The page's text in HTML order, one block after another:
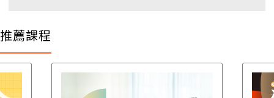
推薦課程